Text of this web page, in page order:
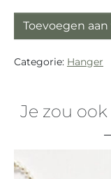
Hanger zilver
Toevoegen
Categorie: Hanger
Je zou